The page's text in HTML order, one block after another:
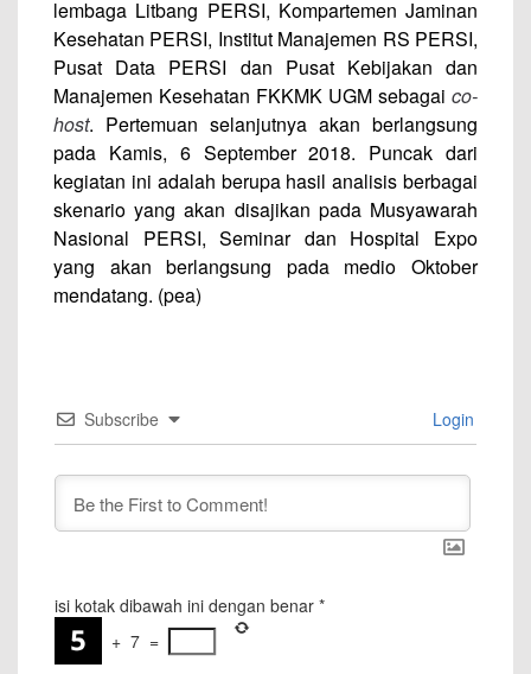
lembaga Litbang PERSI, Kompartemen Jaminan
Kesehatan PERSI, Institut Manajemen RS PERSI,
Pusat Data PERSI dan Pusat Kebijakan dan
Manajemen Kesehatan FKKMK UGM sebagai co-
host. Pertemuan selanjutnya akan berlangsung
pada Kamis, 6 September 2018. Puncak dari
kegiatan ini adalah berupa hasil analisis berbagai
skenario yang akan disajikan pada Musyawarah
Nasional PERSI, Seminar dan Hospital Expo
yang akan berlangsung pada medio Oktober
mendatang. (pea)
Subscribe Login
isi kotak dibawah ini dengan benar *
+ 7 =